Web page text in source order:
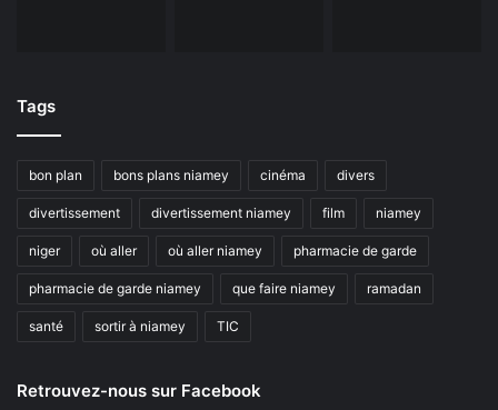
Tags
bon plan bons plans niamey cinéma divers
divertissement divertissement niamey film niamey
niger où aller où aller niamey pharmacie de garde
pharmacie de garde niamey que faire niamey ramadan
santé sortir à niamey TIC
Retrouvez-nous sur Facebook